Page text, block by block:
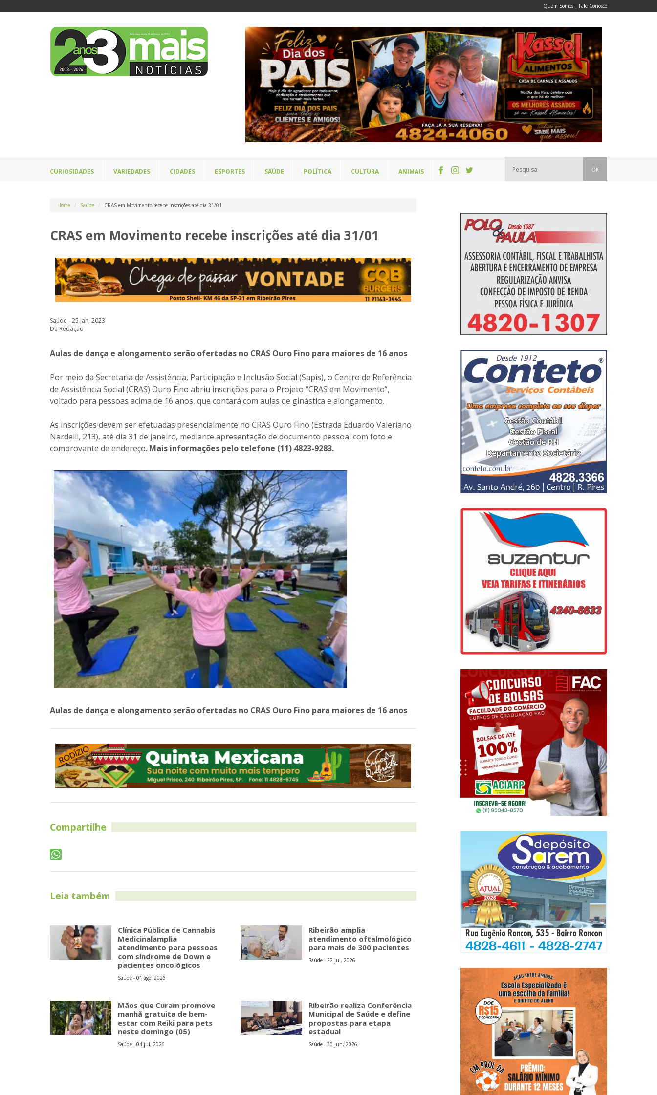
Quem Somos | Fale Conosco
CURIOSIDADES VARIEDADES CIDADES ESPORTES SAÚDE POLÍTICA CULTURA ANIMAIS OK
Home Saúde CRAS em Movimento recebe inscrições até dia 31/01
CRAS em Movimento recebe inscrições até dia 31/01
Saúde - 25 jan, 2023
Da Redação
Aulas de dança e alongamento serão ofertadas no CRAS Ouro Fino para maiores de 16 anos
Por meio da Secretaria de Assistência, Participação e Inclusão Social (Sapis), o Centro de Referência
de Assistência Social (CRAS) Ouro Fino abriu inscrições para o Projeto “CRAS em Movimento”,
voltado para pessoas acima de 16 anos, que contará com aulas de ginástica e alongamento.
As inscrições devem ser efetuadas presencialmente no CRAS Ouro Fino (Estrada Eduardo Valeriano
Nardelli, 213), até dia 31 de janeiro, mediante apresentação de documento pessoal com foto e
comprovante de endereço. Mais informações pelo telefone (11) 4823-9283.
Aulas de dança e alongamento serão ofertadas no CRAS Ouro Fino para maiores de 16 anos
Compartilhe
Leia também
Clínica Pública de Cannabis
Medicinalamplia
atendimento para pessoas
com síndrome de Down e
pacientes oncológicos
Saúde - 01 ago, 2026
Ribeirão amplia
atendimento oftalmológico
para mais de 300 pacientes
Saúde - 22 jul, 2026
Mãos que Curam promove
manhã gratuita de bem-
estar com Reiki para pets
neste domingo (05)
Saúde - 04 jul, 2026
Ribeirão realiza Conferência
Municipal de Saúde e define
propostas para etapa
estadual
Saúde - 30 jun, 2026